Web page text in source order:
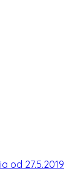
od 27.5.2019